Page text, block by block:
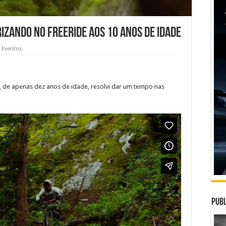
no freeride aos 10 anos de idade
Eventos
apenas dez anos de idade, resolvi dar um tempo nas